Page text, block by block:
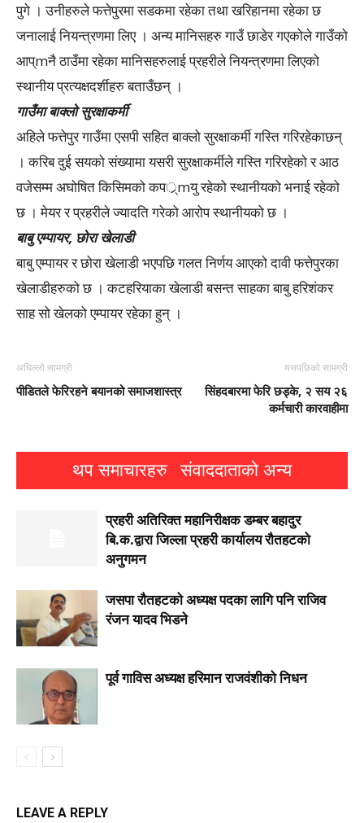
पुगे । उनीहरुले फत्तेपु्रमा सडकमा रहेका तथा खरिहानमा रहेका छ
जनालाई नियन्त्रणमा लिए । अन्य मानिसहरु गाउँ छाडेर गएकोले गाउँको
आप्mनै ठाउँमा रहेका मानिसहरुलाई प्रहरीले नियन्त्रणमा लिएको
स्थानीय प्रत्यक्षदर्शीहरु बताउँछन् ।
गाउँमा बाक्लो सुरक्षाकर्मी
अहिले फत्तेपुर गाउँमा एसपी सहित बाक्लो सुरक्षाकर्मी गस्ति गरिरहेकाछन्
। करिब दुई सयको संख्यामा यसरी सुरक्षाकर्मीले गस्ति गरिरहेको र आठ
वजेसम्म अघोषित किसिमको कपर््mयु रहेको स्थानीयको भनाई रहेको
छ । मेयर र प्रहरीले ज्यादति गरेको आरोप स्थानीयको छ ।
बाबु एम्पायर, छोरा खेलाडी
बाबु एम्पायर र छोरा खेलाडी भएपछि गलत निर्णय आएको दावी फत्तेपुरका
खेलाडीहरुको छ । कटहरियाका खेलाडी बसन्त साहका बाबु हरिशंकर
साह सो खेलको एम्पायर रहेका हुन् ।
अघिल्लो सामग्री
पीडितले फेरिरहने बयानको समाजशास्त्र
यसपछिको सामग्री
सिंहदबारमा फेरि छड्के, २ सय २६
कर्मचारी कारवाहीमा
थप समाचारहरु संवाददाताको अन्य
प्रहरी अतिरिक्त महानिरीक्षक डम्बर बहादुर
बि.क.द्वारा जिल्ला प्रहरी कार्यालय रौतहटको
अनुगमन
जसपा राैतहटको अध्यक्ष पदका लागि पनि राजिव
रंजन यादव भिडने
पूर्व गाविस अध्यक्ष हरिमान राजवंशीको निधन
LEAVE A REPLY